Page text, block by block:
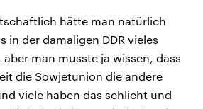
hätte man natürlich
in der damaligen DDR vieles
man musste ja wissen, dass
die Sowjetunion die andere
viele haben das schlicht und